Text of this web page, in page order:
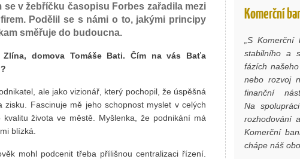
v žebříčku časopisu Forbes zařadila mezi
Podělil se s námi o to, jakými principy
směřuje do budoucna.
domova Tomáše Bati. Čím na vás Baťa
ale jako vizionář, který pochopil, že úspěšná
Fascinuje mě jeho schopnost myslet v celých
života ve městě. Myšlenka, že podnikání má
blízká.
mohl podcenit třeba přílišnou centralizaci řízení.
Komerční
„S
stabilního a
fázích
nebo rozvoj
finanční
Na
rozhodování
Komerční
chápe náš